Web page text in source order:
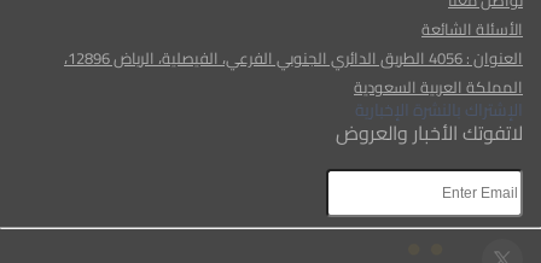
الأسئلة الشائعة
العنوان : 4056 الطريق الدائري الجنوبي الفرعي، الفيصلية، الرياض 12896،
المملكة العربية السعودية
الإشتراك بالنشرة الإخبارية
لاتفوتك الأخبار والعروض